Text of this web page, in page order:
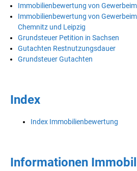
Immobilienbewertung von
Immobilienbewertung von
Chemnitz und Leipzig
Grundsteuer Petition in Sachsen
Gutachten Restnutzungsdauer
Grundsteuer Gutachten
Index
Index Immobilienbewertung
Informationen